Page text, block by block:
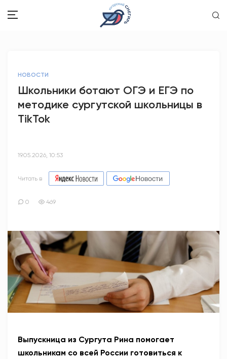
ОБРАЗОВАНИЕ
СПОРТ
АНТИТЕРРОР
НОВОСТИ
ОФИЦИАЛЬНО
НОВОСТИ
Школьники ботают ОГЭ и ЕГЭ по
методике сургутской школьницы в
TikTok
19.05.2026, 10:53
Читать в
0 469
Выпускница из Сургута Рина помогает
школьникам со всей России готовиться к